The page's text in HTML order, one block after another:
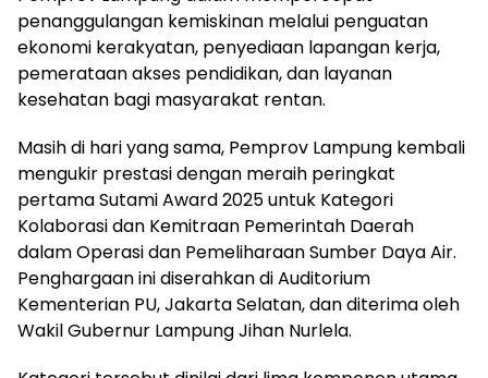
penanggulangan kemiskinan melalui penguatan
ekonomi kerakyatan, penyediaan lapangan kerja,
pemerataan akses pendidikan, dan layanan
kesehatan bagi masyarakat rentan.
Masih di hari yang sama, Pemprov Lampung kembali
mengukir prestasi dengan meraih peringkat
pertama Sutami Award 2025 untuk Kategori
Kolaborasi dan Kemitraan Pemerintah Daerah
dalam Operasi dan Pemeliharaan Sumber Daya Air.
Penghargaan ini diserahkan di Auditorium
Kementerian PU, Jakarta Selatan, dan diterima oleh
Wakil Gubernur Lampung Jihan Nurlela.